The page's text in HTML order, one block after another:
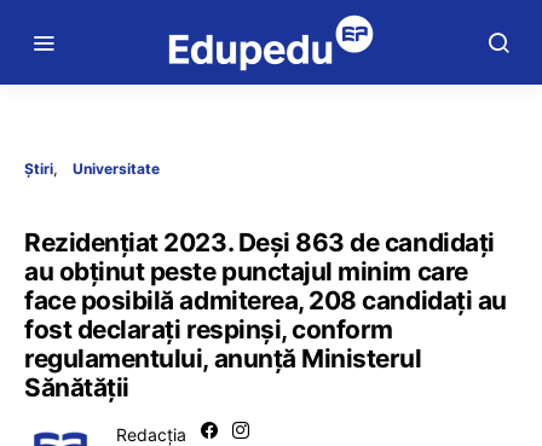
Știri Universitate
Rezidențiat 2023. Deși 863 de candidați
au obținut peste punctajul minim care
face posibilă admiterea, 208 candidați au
fost declarați respinși, conform
regulamentului, anunță Ministerul
Sănătății
Redacția